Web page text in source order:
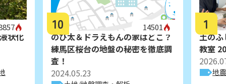
状化
10 14501
のび太＆ドラえもんの家はどこ？
練馬区桜台の地盤の秘密を徹底調
査！
2024.05.23
1
土のふ
教室
地震